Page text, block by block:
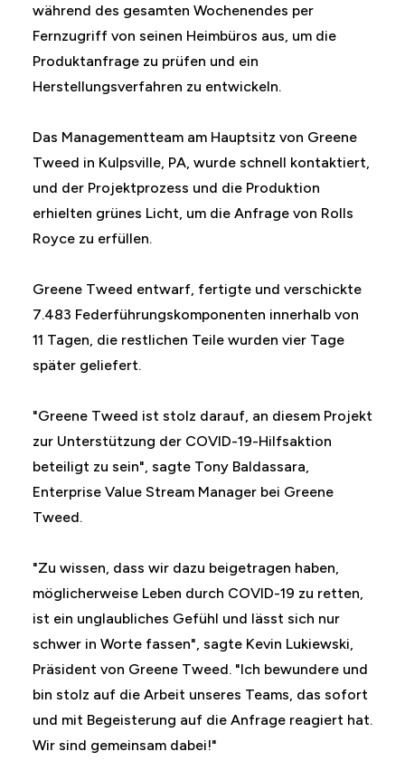
während des gesamten Wochenendes per
Fernzugriff von seinen Heimbüros aus, um die
Produktanfrage zu prüfen und ein
Herstellungsverfahren zu entwickeln.
Das Managementteam am Hauptsitz von Greene
Tweed in Kulpsville, PA, wurde schnell kontaktiert,
und der Projektprozess und die Produktion
erhielten grünes Licht, um die Anfrage von Rolls
Royce zu erfüllen.
Greene Tweed entwarf, fertigte und verschickte
7.483 Federführungskomponenten innerhalb von
11 Tagen, die restlichen Teile wurden vier Tage
später geliefert.
"Greene Tweed ist stolz darauf, an diesem Projekt
zur Unterstützung der COVID-19-Hilfsaktion
beteiligt zu sein", sagte Tony Baldassara,
Enterprise Value Stream Manager bei Greene
Tweed.
"Zu wissen, dass wir dazu beigetragen haben,
möglicherweise Leben durch COVID-19 zu retten,
ist ein unglaubliches Gefühl und lässt sich nur
schwer in Worte fassen", sagte Kevin Lukiewski,
Präsident von Greene Tweed. "Ich bewundere und
bin stolz auf die Arbeit unseres Teams, das sofort
und mit Begeisterung auf die Anfrage reagiert hat.
Wir sind gemeinsam dabei!"